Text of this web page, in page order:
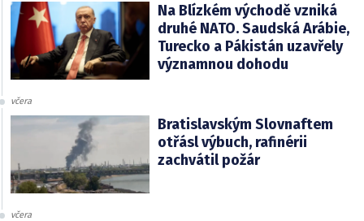
Na Blízkém východě vzniká
druhé NATO. Saudská Arábie,
Turecko a Pákistán uzavřely
významnou dohodu
včera
Bratislavským Slovnaftem
otřásl výbuch, rafinérii
zachvátil požár
včera